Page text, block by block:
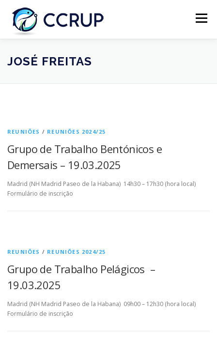
Menu
SOBRE NÓS NOTÍCIAS
JOSÉ FREITAS
REUNIÕES / REUNIÕES 2024/25
Grupo de Trabalho Bentónicos e
Demersais – 19.03.2025
Madrid (NH Madrid Paseo de la Habana) 14h30 – 17h30 (hora local)
Formulário de inscrição
REUNIÕES / REUNIÕES 2024/25
Grupo de Trabalho Pelágicos –
19.03.2025
Madrid (NH Madrid Paseo de la Habana) 09h00 – 12h30 (hora local)
Formulário de inscrição